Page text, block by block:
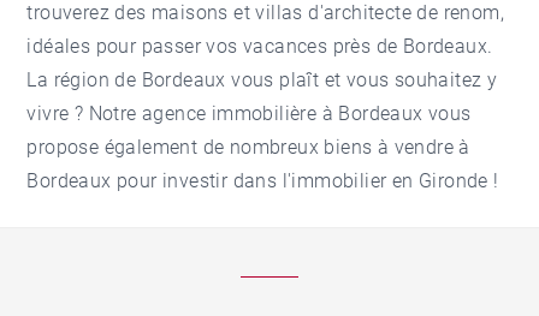
trouverez des maisons et villas d'architecte de renom,
idéales pour passer vos vacances près de Bordeaux.
La région de Bordeaux vous plaît et vous souhaitez y
vivre ? Notreagence immobilière à Bordeaux vous
propose également de nombreux biens à vendre à
Bordeaux pour investir dans l'immobilier en Gironde !